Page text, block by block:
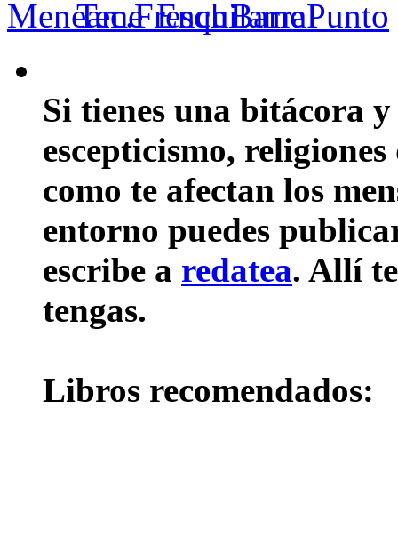
Si tienes una bitácora
escepticismo,
como te afectan los
entorno puedes
escribe a redatea. Allí
tengas.
Libros recomendados: